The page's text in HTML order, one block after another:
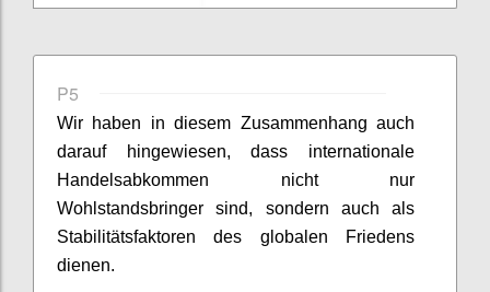
P5
Wir haben in diesem Zusammenhang auch
darauf hingewiesen, dass internationale
Handelsabkommen
nicht nur
Wohlstandsbringer sind, sondern auch als
Stabilitätsfaktoren des globalen Friedens
dienen.